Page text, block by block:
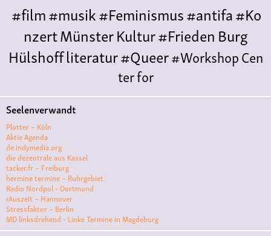
#film#musik#Feminismus#antifa#Ko
nzertMünsterKultur#FriedenBurg
Hülshoffliteratur#Queer#WorkshopCen
ter for
LiteraturePolyamoriePolytreff#liveKonzert
Polyamorietreff
Monogamie
ismuskunstantisemitismus
VKqueer#Demo
ve#film #kino #filmwerkstatt
#filmclub#Münster#BLACKBOXpunk#kino
Seelenverwandt
Plotter – Köln
Aktie Agenda
de.indymedia.org
die dezentrale aus Kassel
tacker.fr – Freiburg
hermine termine – Ruhrgebiet
Radio Nordpol - Dortmund
rAuszeit – Hannover
Stressfaktor – Berlin
MD linksdrehend - Linke Termine in Magdeburg